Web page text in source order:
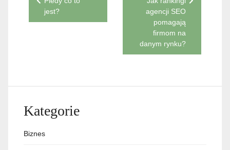
Budownictwo
Dzieci